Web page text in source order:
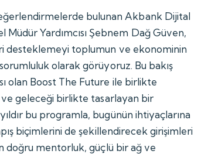
bulunan Akbank Dijital
Yardımcısı Şebnem Dağ Güven,
desteklemeyi toplumun ve ekonominin
olarak görüyoruz. Bu bakış
olan Boost The Future ile birlikte
geleceği birlikte tasarlayan bir
bu programla, bugünün ihtiyaçlarına
biçimlerini de şekillendirecek girişimleri
doğru mentorluk, güçlü bir ağ ve